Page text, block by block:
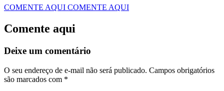
COMENTE AQUI COMENTE AQUI
Comente aqui
Deixe um comentário
O seu endereço de e-mail não será publicado. Campos obrigatórios
são marcados com *